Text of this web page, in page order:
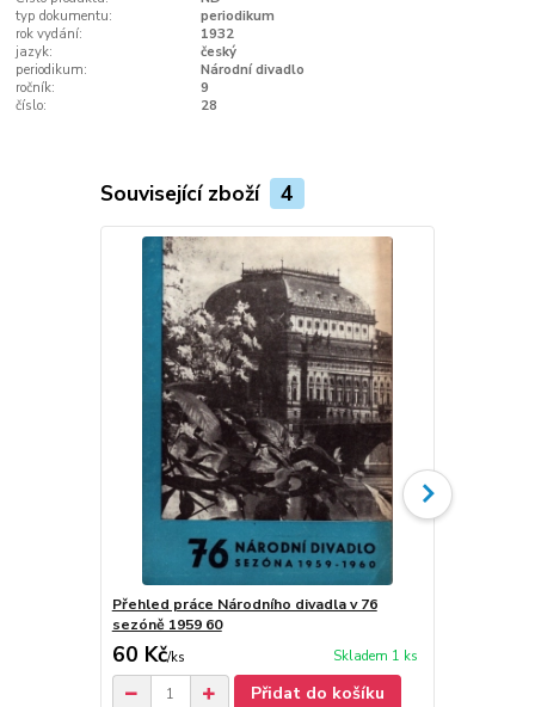
typ dokumentu:
periodikum
rok vydání:
1932
jazyk:
český
periodikum:
Národní divadlo
ročník:
9
číslo:
28
Související zboží 4
Přehled práce Národního divadla v 76
sezóně 1959 60
60 Kč/ks Skladem 1 ks
Přidat do košíku